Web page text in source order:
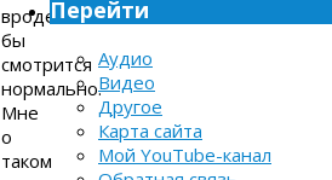
вроде
бы
смотрится
нормально.
Мне
о
таком
Перейти
Аудио
Видео
Другое
Карта сайта
Мой YouTube-канал